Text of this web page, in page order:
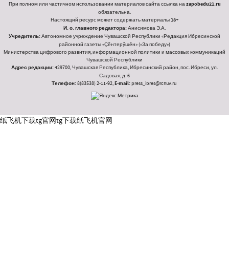
При полном или частичном использовании материалов сайта ссылка наzapobedu21.ru
обязательна.
Настоящий ресурс может содержать материалы18+
И. о. главного редактора:Анисимова Э.А.
Учредитель:Автономное учреждение Чувашской Республики «Редакция Ибресинской
районной газеты «Ҫӗнтерӳшӗн» («За победу»)
Министерства цифрового развития, информационной политики и массовых коммуникаций
Чувашской Республики
Адрес редакции:429700, Чувашская Республика, Ибресинский район, пос. Ибреси, ул.
Садовая, д. 6
Телефон:8(83538) 2-11-92,E-mail:press_ibres@rchuv.ru
纸飞机下载tg官网tg下载纸飞机官网